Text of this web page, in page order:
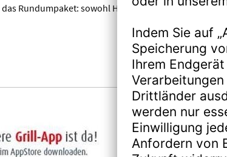
Rundumpaket: sowohl Holzkohle- als auch